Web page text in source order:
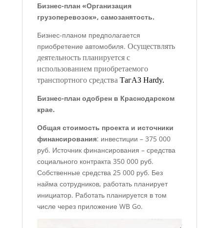
Бизнес-план «Организация
грузоперевозок», самозанятость.
Бизнес-планом предполагается
приобретение автомобиля. Осуществлять
деятельность планируется с
использованием приобретаемого
транспортного средства ТагАЗ Hardy.
Бизнес-план одобрен в Краснодарском
крае.
Общая стоимость проекта и источники
финансирования: инвестиции – 375 000
руб. Источник финансирования – средства
социального контракта 350 000 руб.
Собственные средства 25 000 руб. Без
найма сотрудников, работать планирует
инициатор. Работать планируется в том
числе через приложение WB Go.